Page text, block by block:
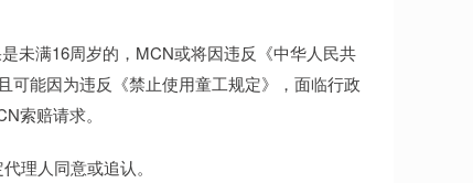
未满16周岁的，MCN或将因违反《中华人民共
可能因为违反《禁止使用童工规定》，面临行政
索赔请求。
理人同意或追认。